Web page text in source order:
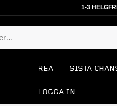
1-3
REA SISTA
LOGGA IN